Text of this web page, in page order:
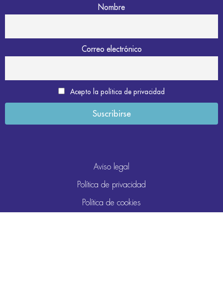
Nombre
Correo electrónico
Acepto la política de privacidad
Aviso legal
Política de privacidad
Política de cookies